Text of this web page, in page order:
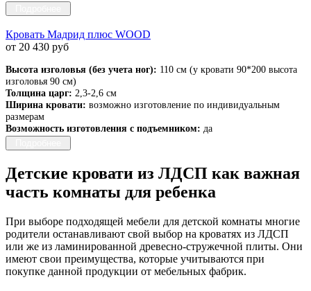
Кровать Мадрид плюс WOOD
от 20 430 руб
Высота изголовья (без учета ног): 110 см (у кровати 90*200 высота
изголовья 90 см)
Толщина царг: 2,3-2,6 см
Ширина кровати: возможно изготовление по индивидуальным
размерам
Возможность изготовления с подъемником: да
Детские кровати из ЛДСП как важная
часть комнаты для ребенка
При выборе подходящей мебели для детской комнаты многие
родители останавливают свой выбор на кроватях из ЛДСП
или же из ламинированной древесно-стружечной плиты. Они
имеют свои преимущества, которые учитываются при
покупке данной продукции от мебельных фабрик.